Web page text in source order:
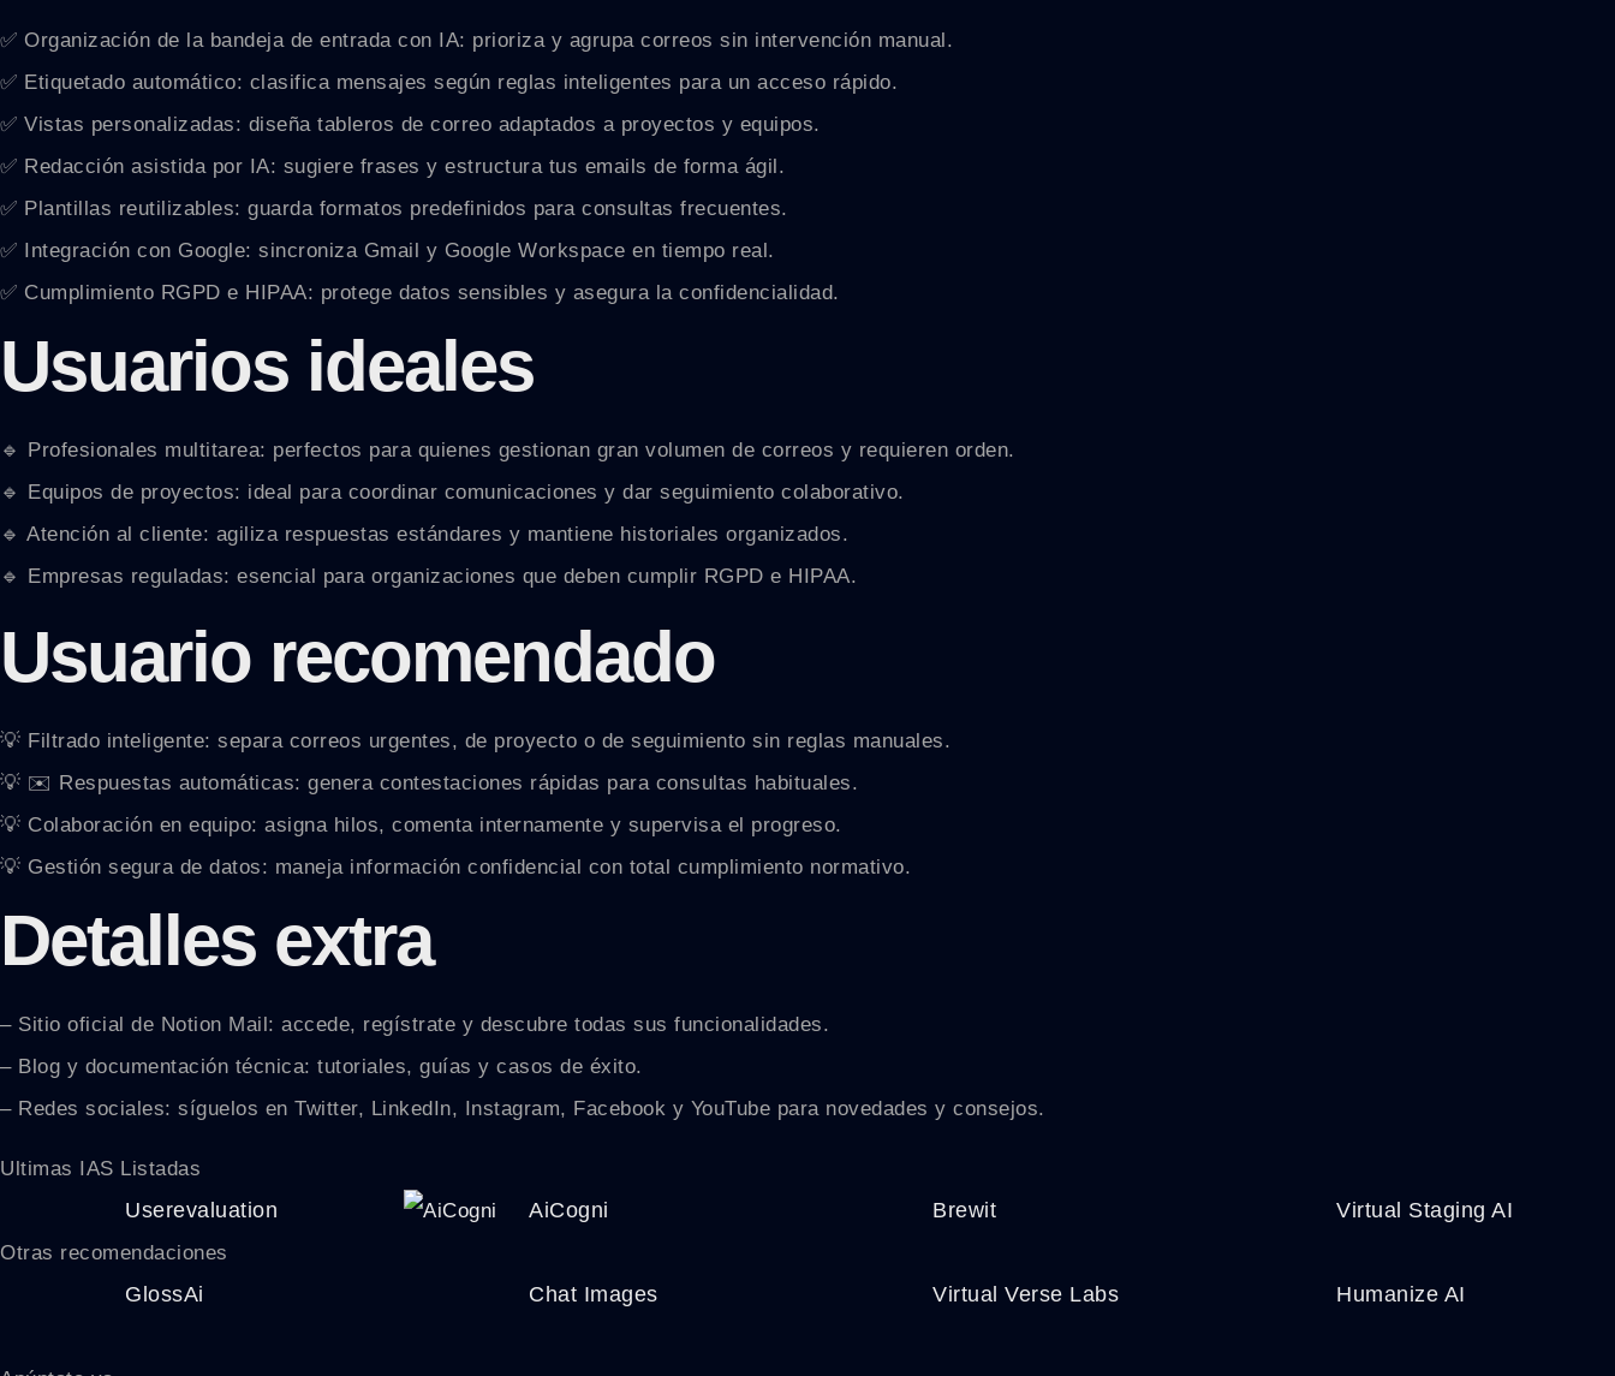
✅ Organización de la bandeja de entrada con IA: prioriza y agrupa correos sin intervención manual.
✅ Etiquetado automático: clasifica mensajes según reglas inteligentes para un acceso rápido.
✅ Vistas personalizadas: diseña tableros de correo adaptados a proyectos y equipos.
✅ Redacción asistida por IA: sugiere frases y estructura tus emails de forma ágil.
✅ Plantillas reutilizables: guarda formatos predefinidos para consultas frecuentes.
✅ Integración con Google: sincroniza Gmail y Google Workspace en tiempo real.
✅ Cumplimiento RGPD e HIPAA: protege datos sensibles y asegura la confidencialidad.
Usuarios ideales
🔹 Profesionales multitarea: perfectos para quienes gestionan gran volumen de correos y requieren orden.
🔹 Equipos de proyectos: ideal para coordinar comunicaciones y dar seguimiento colaborativo.
🔹 Atención al cliente: agiliza respuestas estándares y mantiene historiales organizados.
🔹 Empresas reguladas: esencial para organizaciones que deben cumplir RGPD e HIPAA.
Usuario recomendado
💡 Filtrado inteligente: separa correos urgentes, de proyecto o de seguimiento sin reglas manuales.
💡 ✉️ Respuestas automáticas: genera contestaciones rápidas para consultas habituales.
💡 Colaboración en equipo: asigna hilos, comenta internamente y supervisa el progreso.
💡 Gestión segura de datos: maneja información confidencial con total cumplimiento normativo.
Detalles extra
– Sitio oficial de Notion Mail: accede, regístrate y descubre todas sus funcionalidades.
– Blog y documentación técnica: tutoriales, guías y casos de éxito.
– Redes sociales: síguelos en Twitter, LinkedIn, Instagram, Facebook y YouTube para novedades y consejos.
Ultimas IAS Listadas
Userevaluation AiCogni Brewit Virtual Staging AI
Otras recomendaciones
GlossAi Chat Images Virtual Verse Labs Humanize AI